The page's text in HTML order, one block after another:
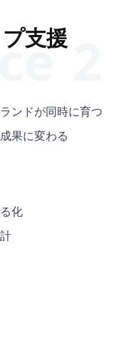
e
支援
ンドが同時に育つ
果に変わる
化